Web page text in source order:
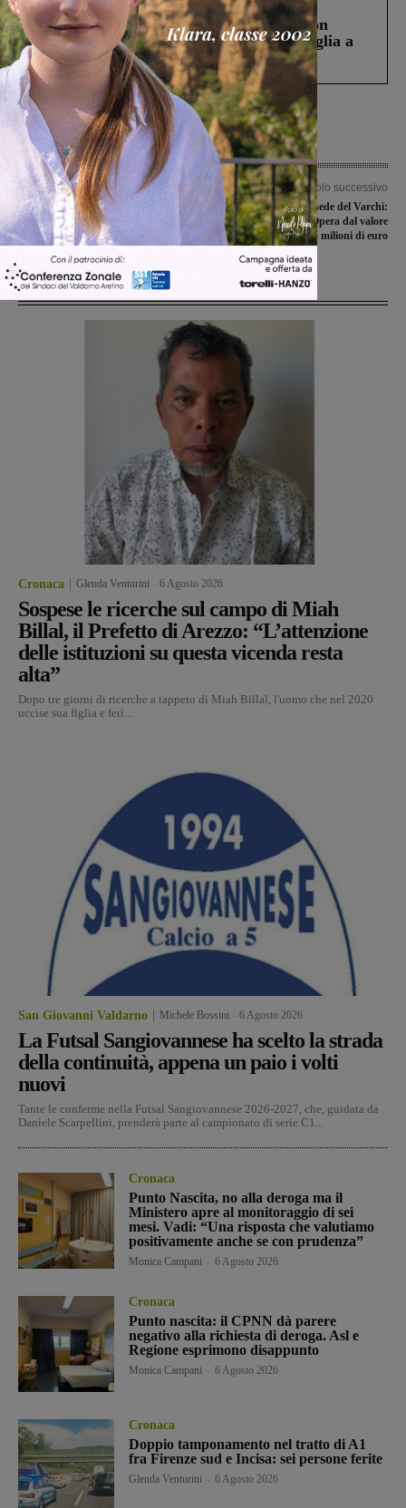
Scomparso da una struttura di Castiglion
Fiorentino l’uomo che aveva ucciso la figlia a
Levane nel 2020
Articolo precedente
Campionato juniores nazionali,
squadre toscane e una ligure sul
cammino delle valdarnesi
Articolo successivo
Ampliamento della sede del Varchi:
aggiudicata la gara. Opera dal valore
di 5 milioni di euro
Ultime Notizie
Cronaca Glenda Venturini 6 Agosto 2026
Sospese le ricerche sul campo di Miah
Billal, il Prefetto di Arezzo: “L’attenzione
delle istituzioni su questa vicenda resta
alta”
Dopo tre giorni di ricerche a tappeto di Miah Billal, l'uomo che nel 2020
uccise sua figlia e ferì...
San Giovanni Valdarno Michele Bossini 6 Agosto 2026
La Futsal Sangiovannese ha scelto la strada
della continuità, appena un paio i volti
nuovi
Tante le conferme nella Futsal Sangiovannese 2026-2027, che, guidata da
Daniele Scarpellini, prenderà parte al campionato di serie C1...
Cronaca
Punto Nascita, no alla deroga ma il
Ministero apre al monitoraggio di sei
mesi. Vadi: “Una risposta che valutiamo
positivamente anche se con prudenza”
Monica Campani 6 Agosto 2026
Cronaca
Punto nascita: il CPNN dà parere
negativo alla richiesta di deroga. Asl e
Regione esprimono disappunto
Monica Campani 6 Agosto 2026
Cronaca
Doppio tamponamento nel tratto di A1
fra Firenze sud e Incisa: sei persone ferite
Glenda Venturini 6 Agosto 2026